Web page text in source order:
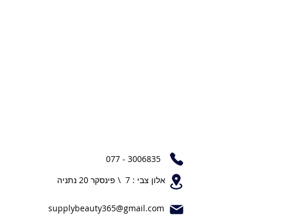
077 - 3006835
אלון צבי : 7 \ פינסקר 20 נתניה
supplybeauty365@gmail.com